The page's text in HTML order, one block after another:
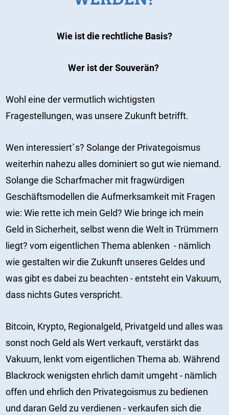
Wie ist die rechtliche Basis?
Wer ist der Souverän?
Wohl eine der vermutlich wichtigsten
Fragestellungen, was unsere Zukunft betrifft.
Wen interessiert`s? Solange der Privategoismus
weiterhin nahezu alles dominiert so gut wie niemand.
Solange die Scharfmacher mit fragwürdigen
Geschäftsmodellen die Aufmerksamkeit mit Fragen
wie: Wie rette ich mein Geld? Wie bringe ich mein
Geld in Sicherheit, selbst wenn die Welt in Trümmern
liegt? vom eigentlichen Thema ablenken - nämlich
wie gestalten wir die Zukunft unseres Geldes und
was gibt es dabei zu beachten - entsteht ein Vakuum,
dass nichts Gutes verspricht.
Bitcoin, Krypto, Regionalgeld, Privatgeld und alles was
sonst noch Geld als Wert verkauft, verstärkt das
Vakuum, lenkt vom eigentlichen Thema ab. Während
Blackrock wenigsten ehrlich damit umgeht - nämlich
offen und ehrlich den Privategoismus zu bedienen
und daran Geld zu verdienen - verkaufen sich die